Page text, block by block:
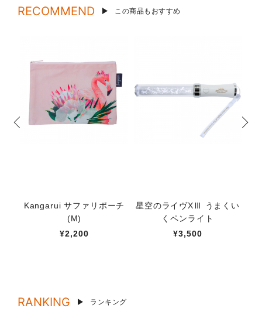
RECOMMEND この商品もおすすめ
Kangarui サファリポーチ
(M)
¥2,200
星空のライヴXⅢ うまくい
くペンライト
¥3,500
RANKING ランキング